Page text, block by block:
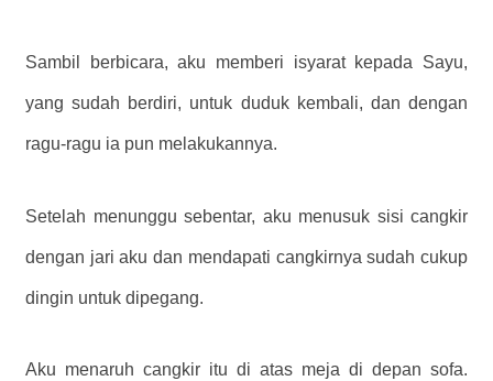
Sambil berbicara, aku memberi isyarat kepada Sayu,
yang sudah berdiri, untuk duduk kembali, dan dengan
ragu-ragu ia pun melakukannya.
Setelah menunggu sebentar, aku menusuk sisi cangkir
dengan jari aku dan mendapati cangkirnya sudah cukup
dingin untuk dipegang.
Aku menaruh cangkir itu di atas meja di depan sofa.